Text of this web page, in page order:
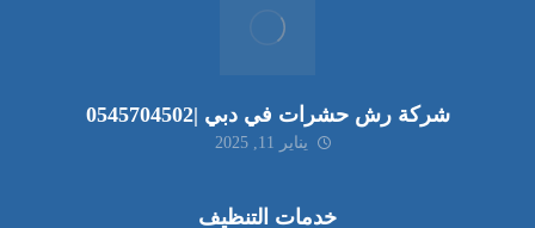
شركة رش حشرات في دبي |0545704502
يناير 11, 2025
خدمات التنظيف